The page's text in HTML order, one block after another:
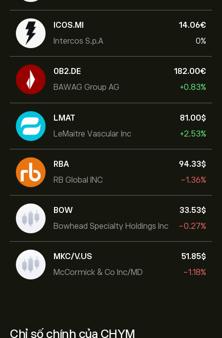
ICOS.MI
Intercos S.p.A
14.06‎€‎
0%
0B2.DE
BAWAG Group AG
182.00‎€‎
+0.83%
LMAT
LeMaitre Vascular Inc
81.00‎$‎
+2.53%
RBA
RB Global INC
94.33‎$‎
-1.36%
BOW
Bowhead Specialty Holdings Inc
33.53‎$‎
-0.27%
MKC/V.US
McCormick & Co Inc/MD
51.85‎$‎
-1.18%
Chỉ số chính của CHYM